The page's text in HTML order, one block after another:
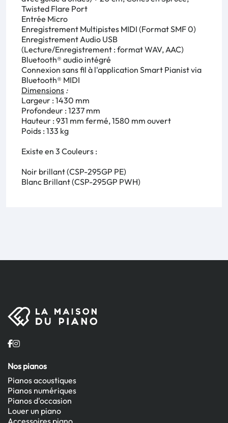
Twisted Flare Port
Entrée Micro
Enregistrement Multipistes MIDI (Format SMF 0)
Enregistrement Audio USB
(Lecture/Enregistrement : format WAV, AAC)
Bluetooth® audio intégré
Connexion sans fil à l'application Smart Pianist via
Bluetooth® MIDI
Dimensions :
Largeur : 1430 mm
Profondeur : 1237 mm
Hauteur : 931 mm fermé, 1580 mm ouvert
Poids : 133 kg
Existe en 3 Couleurs :
Noir brillant (CSP-295GP PE)
Blanc Brillant (CSP-295GP PWH)
Nos pianos
Pianos acoustiques
Pianos numériques
Pianos d'occasion
Louer un piano